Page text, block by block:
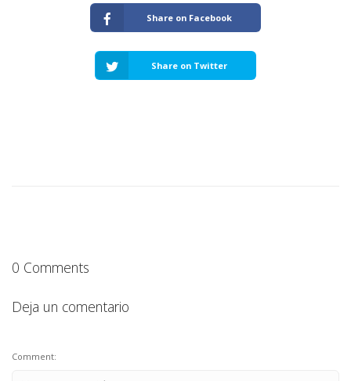
Share on Facebook
Share on Twitter
0 Comments
Deja un comentario
Comment: